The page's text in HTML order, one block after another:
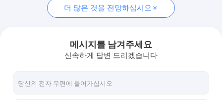
선형 전기 실린더
선형 자동 귀환 제어 장치 액추에이터
더 많은 것을 전망하십시오
메시지를 남겨주세요
신속하게 답변 드리겠습니다